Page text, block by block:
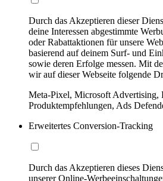
Durch das Akzeptieren dieser
deine Interessen abgestimmte
oder Rabattaktionen für unsere
basierend auf deinem Surf- und
sowie deren Erfolge messen. Mit
wir auf dieser Webseite folgende
Meta-Pixel, Microsoft Advertising,
Produktempfehlungen, Ads
Erweitertes Conversion-Tracking
Durch das Akzeptieren dieses
unserer Online-